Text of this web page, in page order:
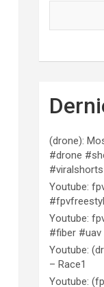
(drone):
#drone
#viralshorts
Youtube:
Youtube:
#fiber
Youtube:
– Race1
Youtube: